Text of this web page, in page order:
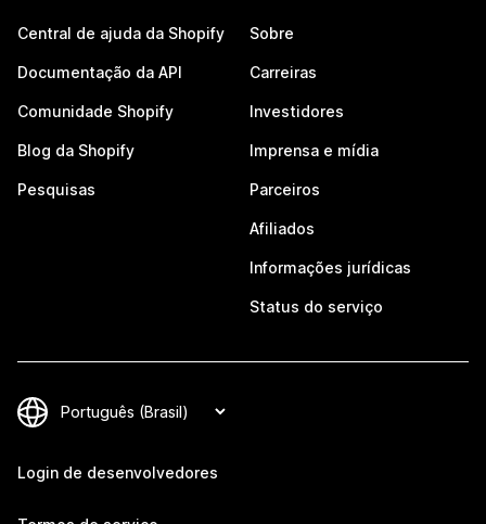
Central de ajuda da Shopify
Documentação da API
Comunidade Shopify
Blog da Shopify
Pesquisas
Sobre
Carreiras
Investidores
Imprensa e mídia
Parceiros
Afiliados
Informações jurídicas
Status do serviço
Login de desenvolvedores